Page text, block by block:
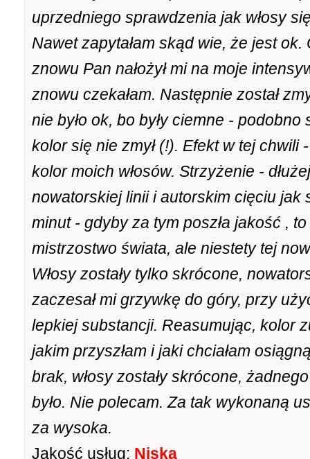
uprzedniego sprawdzenia jak włosy
Nawet zapytałam skąd wie, że jest ok.
znowu Pan nałożył mi na moje
znowu czekałam. Następnie został
nie było ok, bo były ciemne -
kolor się nie zmył (!). Efekt w tej
kolor moich włosów. Strzyżenie -
nowatorskiej linii i autorskim cięciu jak
minut - gdyby za tym poszła jakość ,
mistrzostwo świata, ale niestety tej
Włosy zostały tylko skrócone,
zaczesał mi grzywkę do góry, przy
lepkiej substancji. Reasumując, kolor
jakim przyszłam i jaki chciałam
brak, włosy zostały skrócone,
było. Nie polecam. Za tak wykonaną
za wysoka.
Jakość usług: Niska